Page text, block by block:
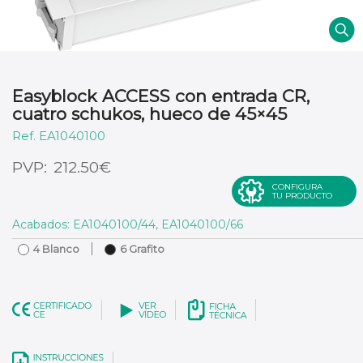
Easyblock ACCESS con entrada CR,
cuatro schukos, hueco de 45×45
212.50€
EA1040100
CONFIGURA
TU PRODUCTO
Acabados: EA1040100/44, EA1040100/66
4 Blanco 6 Grafito